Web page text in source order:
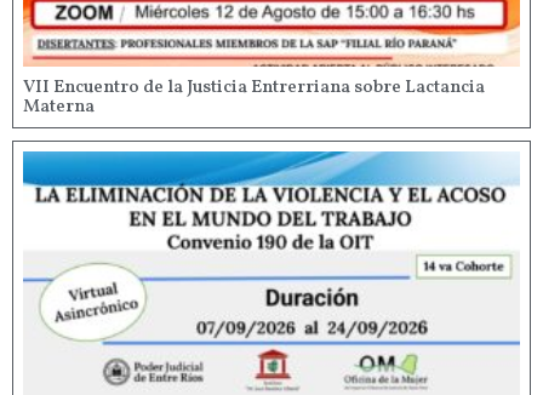
VII Encuentro de la Justicia Entrerriana sobre Lactancia
Materna